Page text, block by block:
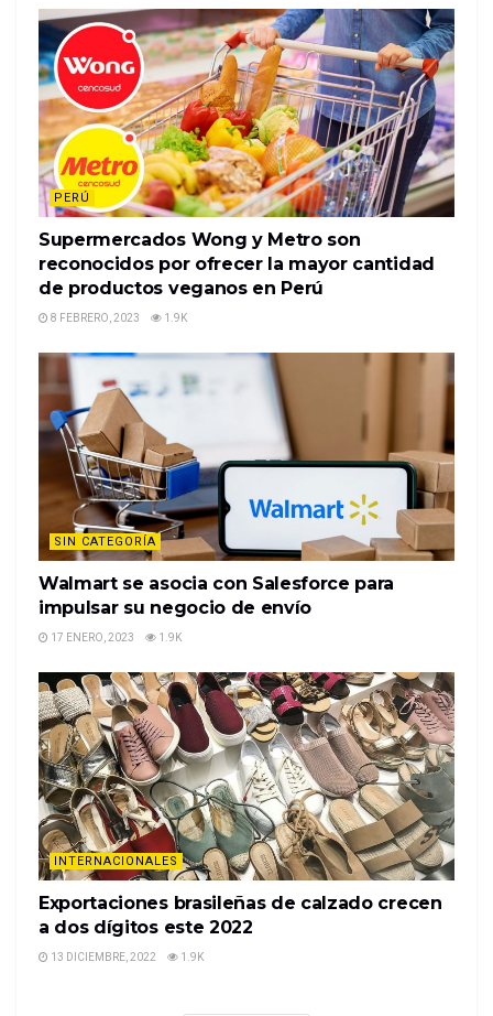
PERÚ
Supermercados Wong y Metro son
reconocidos por ofrecer la mayor cantidad
de productos veganos en Perú
8 FEBRERO, 2023 1.9K
SIN CATEGORÍA
Walmart se asocia con Salesforce para
impulsar su negocio de envío
17 ENERO, 2023 1.9K
INTERNACIONALES
Exportaciones brasileñas de calzado crecen
a dos dígitos este 2022
13 DICIEMBRE, 2022 1.9K